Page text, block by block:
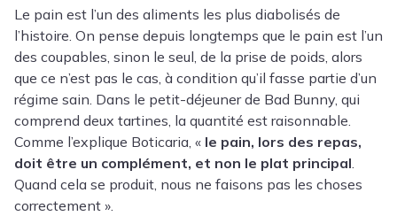
Le pain est l’un des aliments les plus diabolisés de
l’histoire. On pense depuis longtemps que le pain est l’un
des coupables, sinon le seul, de la prise de poids, alors
que ce n’est pas le cas, à condition qu’il fasse partie d’un
régime sain. Dans le petit-déjeuner de Bad Bunny, qui
comprend deux tartines, la quantité est raisonnable.
Comme l’explique Boticaria, « le pain, lors des repas,
doit être un complément, et non le plat principal.
Quand cela se produit, nous ne faisons pas les choses
correctement ».